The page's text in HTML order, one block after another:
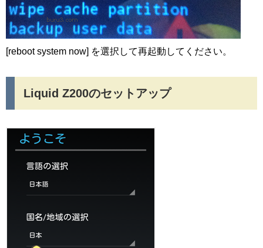
[reboot system now] を選択して再起動してください。
Liquid Z200のセットアップ